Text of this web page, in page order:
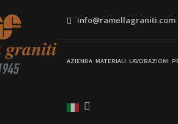
info@ramellagraniti.com
AZIENDA MATERIALI LAVORAZIONI